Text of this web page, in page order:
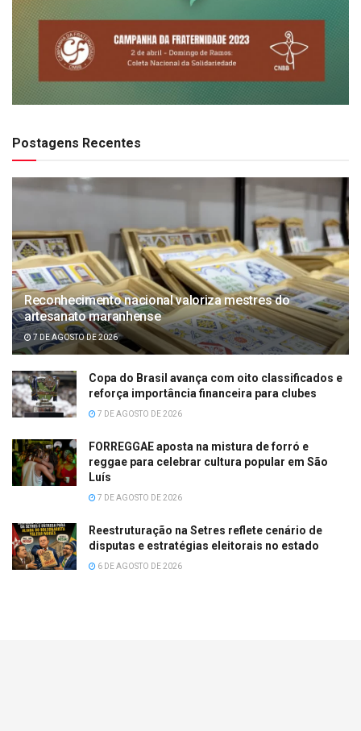
Postagens Recentes
Reconhecimento nacional valoriza mestres do
artesanato maranhense
7 DE AGOSTO DE 2026
Copa do Brasil avança com oito classificados e
reforça importância financeira para clubes
7 DE AGOSTO DE 2026
FORREGGAE aposta na mistura de forró e
reggae para celebrar cultura popular em São
Luís
7 DE AGOSTO DE 2026
Reestruturação na Setres reflete cenário de
disputas e estratégias eleitorais no estado
6 DE AGOSTO DE 2026